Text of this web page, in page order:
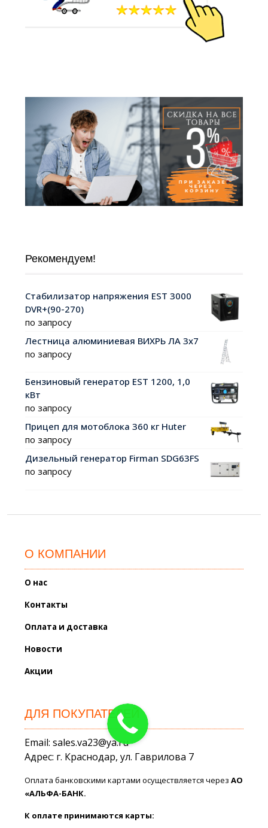
Рекомендуем!
Стабилизатор напряжения EST 3000
DVR+(90-270)
по запросу
Лестница алюминиевая ВИХРЬ ЛА 3х7
по запросу
Бензиновый генератор EST 1200, 1,0
кВт
по запросу
Прицеп для мотоблока 360 кг Huter
по запросу
Дизельный генератор Firman SDG63FS
по запросу
О КОМПАНИИ
О нас
Контакты
Оплата и доставка
Новости
Акции
ДЛЯ ПОКУПАТЕЛЕЙ
Email: sales.va23@ya.ru
Адрес: г. Краснодар, ул. Гаврилова 7
Оплата банковскими картами осуществляется черезАО
«АЛЬФА-БАНК.
К оплате принимаются карты: